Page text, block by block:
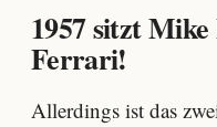
1957 sitzt
Ferrari!
Allerdings ist das